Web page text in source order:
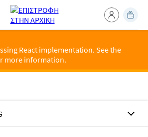
React implementation. See the
more information.